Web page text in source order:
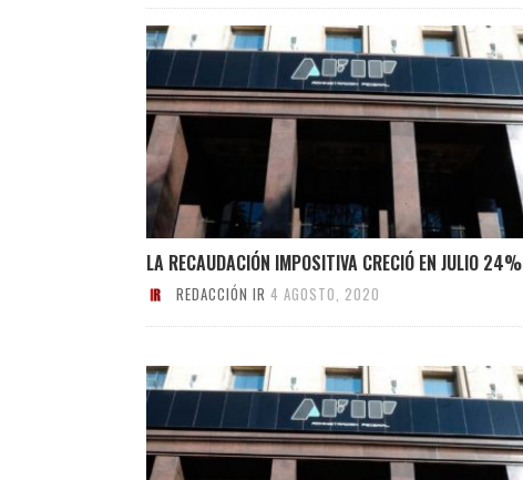
LA RECAUDACIÓN IMPOSITIVA CRECIÓ EN JULIO 24%
REDACCIÓN IR 4 AGOSTO, 2020